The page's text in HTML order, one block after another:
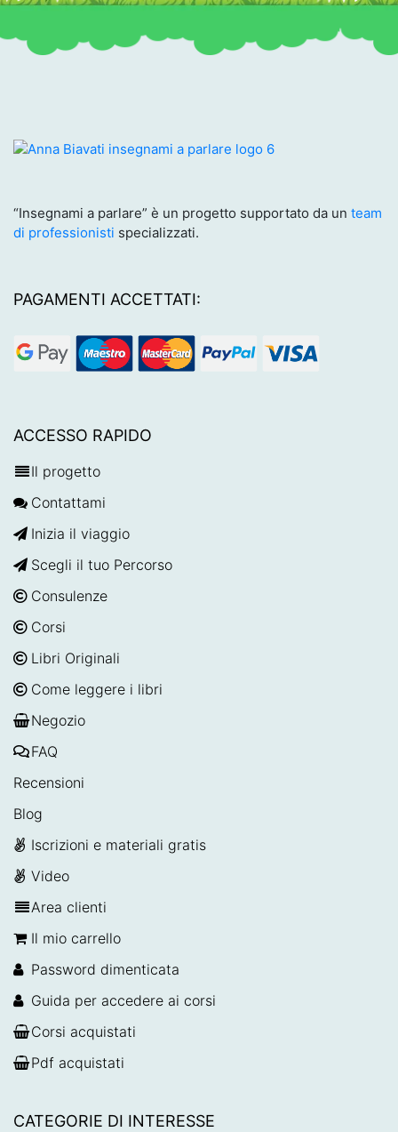
“Insegnami a parlare” è un progetto supportato da un team
di professionisti specializzati.
PAGAMENTI ACCETTATI:
ACCESSO RAPIDO
Il progetto
Contattami
Inizia il viaggio
Scegli il tuo Percorso
Consulenze
Corsi
Libri Originali
Come leggere i libri
Negozio
FAQ
Recensioni
Blog
Iscrizioni e materiali gratis
Video
Area clienti
Il mio carrello
Password dimenticata
Guida per accedere ai corsi
Corsi acquistati
Pdf acquistati
CATEGORIE DI INTERESSE